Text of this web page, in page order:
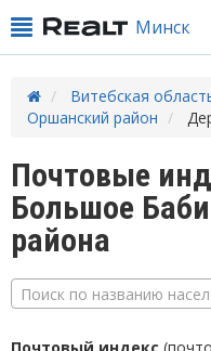
Минск
Витебская
Оршанский район
Почтовые
Большое
района
Поиск по названию